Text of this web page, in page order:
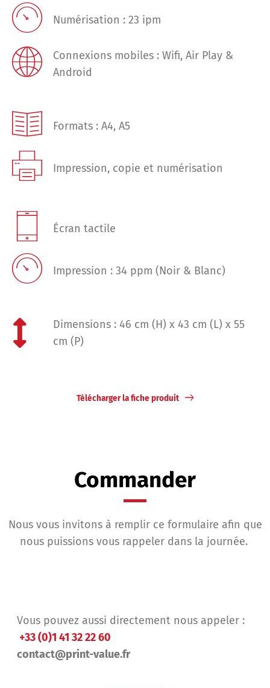
Numérisation : 23 ipm​
Connexions mobiles : Wifi, Air Play &
Android
Formats : A4, A5
Impression, copie et numérisation
Écran tactile
Impression : 34 ppm (Noir & Blanc)
Dimensions : 46 cm (H) x 43 cm (L) x 55
cm (P)
Télécharger la fiche produit
Commander
Nous vous invitons à remplir ce formulaire afin que
nous puissions vous rappeler dans la journée.
Vous pouvez aussi directement nous appeler :
+33 (0)1 41 32 22 60
contact@print-value.fr